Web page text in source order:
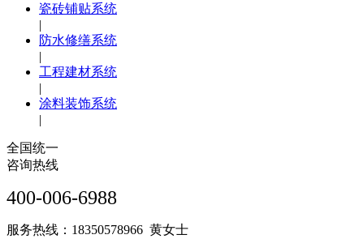
瓷砖铺贴系统
|
防水修缮系统
|
工程建材系统
|
涂料装饰系统
|
全国统一
咨询热线
400-006-6988
服务热线：18350578966 黄女士